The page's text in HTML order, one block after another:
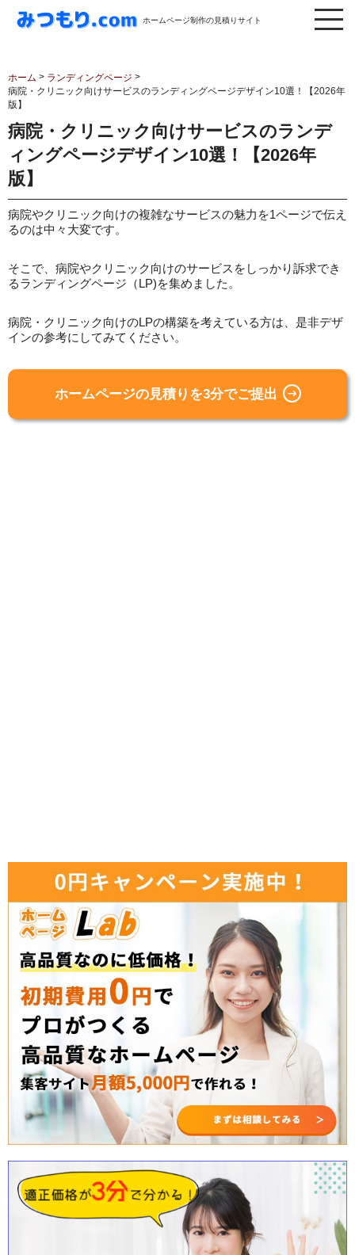
ホームページ制作の見積りサイト
ホーム > ランディングページ >
病院・クリニック向けサービスのランディングページデザイン10選！【2026年
版】
病院・クリニック向けサービスのランデ
ィングページデザイン10選！【2026年
版】
病院やクリニック向けの複雑なサービスの魅力を1ページで伝え
るのは中々大変です。
そこで、病院やクリニック向けのサービスをしっかり訴求でき
るランディングページ（LP)を集めました。
病院・クリニック向けのLPの構築を考えている方は、是非デザ
インの参考にしてみてください。
ホームページの見積りを3分でご提出